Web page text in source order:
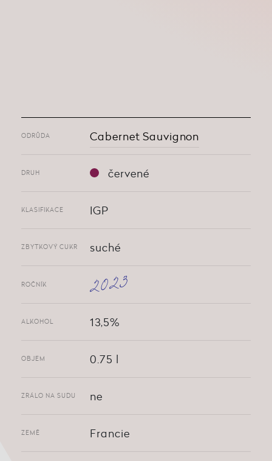
ODRŮDA Cabernet Sauvignon
DRUH červené
KLASIFIKACE IGP
ZBYTKOVÝ CUKR suché
ROČNÍK 2023
ALKOHOL 13,5%
OBJEM 0.75 l
ZRÁLO NA SUDU ne
ZEMĚ Francie